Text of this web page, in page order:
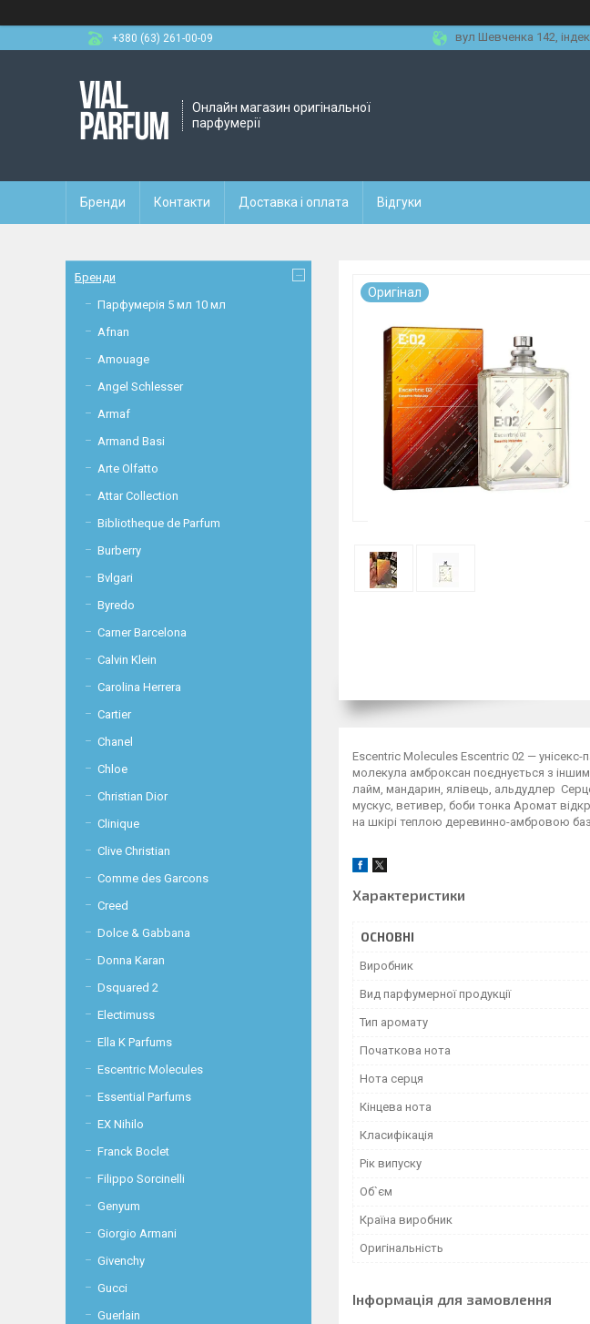
+380 (63) 261-00-09
вул Шевченка 142,
Онлайн магазин оригінальної
парфумерії
Бренди Контакти Доставка і оплата Відгуки
Оригiнал
Escentric Molecules Escentric 02 —
молекула амброксан поєднується з
лайм, мандарин, ялівець, альдудлер
мускус, ветивер, боби тонка Аромат
на шкірі теплою деревинно-амбровою
Характеристики
ОСНОВНІ
Виробник
Вид парфумерної продукції
Тип аромату
Початкова нота
Нота серця
Кінцева нота
Класифікація
Рік випуску
Об`єм
Країна виробник
Оригінальність
Інформація для замовлення
Бренди
Парфумерія 5 мл 10 мл
Afnan
Amouage
Angel Schlesser
Armaf
Armand Basi
Arte Olfatto
Attar Collection
Bibliotheque de Parfum
Burberry
Bvlgari
Byredo
Carner Barcelona
Calvin Klein
Carolina Herrera
Cartier
Chanel
Chloe
Christian Dior
Clinique
Clive Christian
Comme des Garcons
Creed
Dolce & Gabbana
Donna Karan
Dsquared 2
Electimuss
Ella K Parfums
Escentric Molecules
Essential Parfums
EX Nihilo
Franck Boclet
Filippo Sorcinelli
Genyum
Giorgio Armani
Givenchy
Gucci
Guerlain